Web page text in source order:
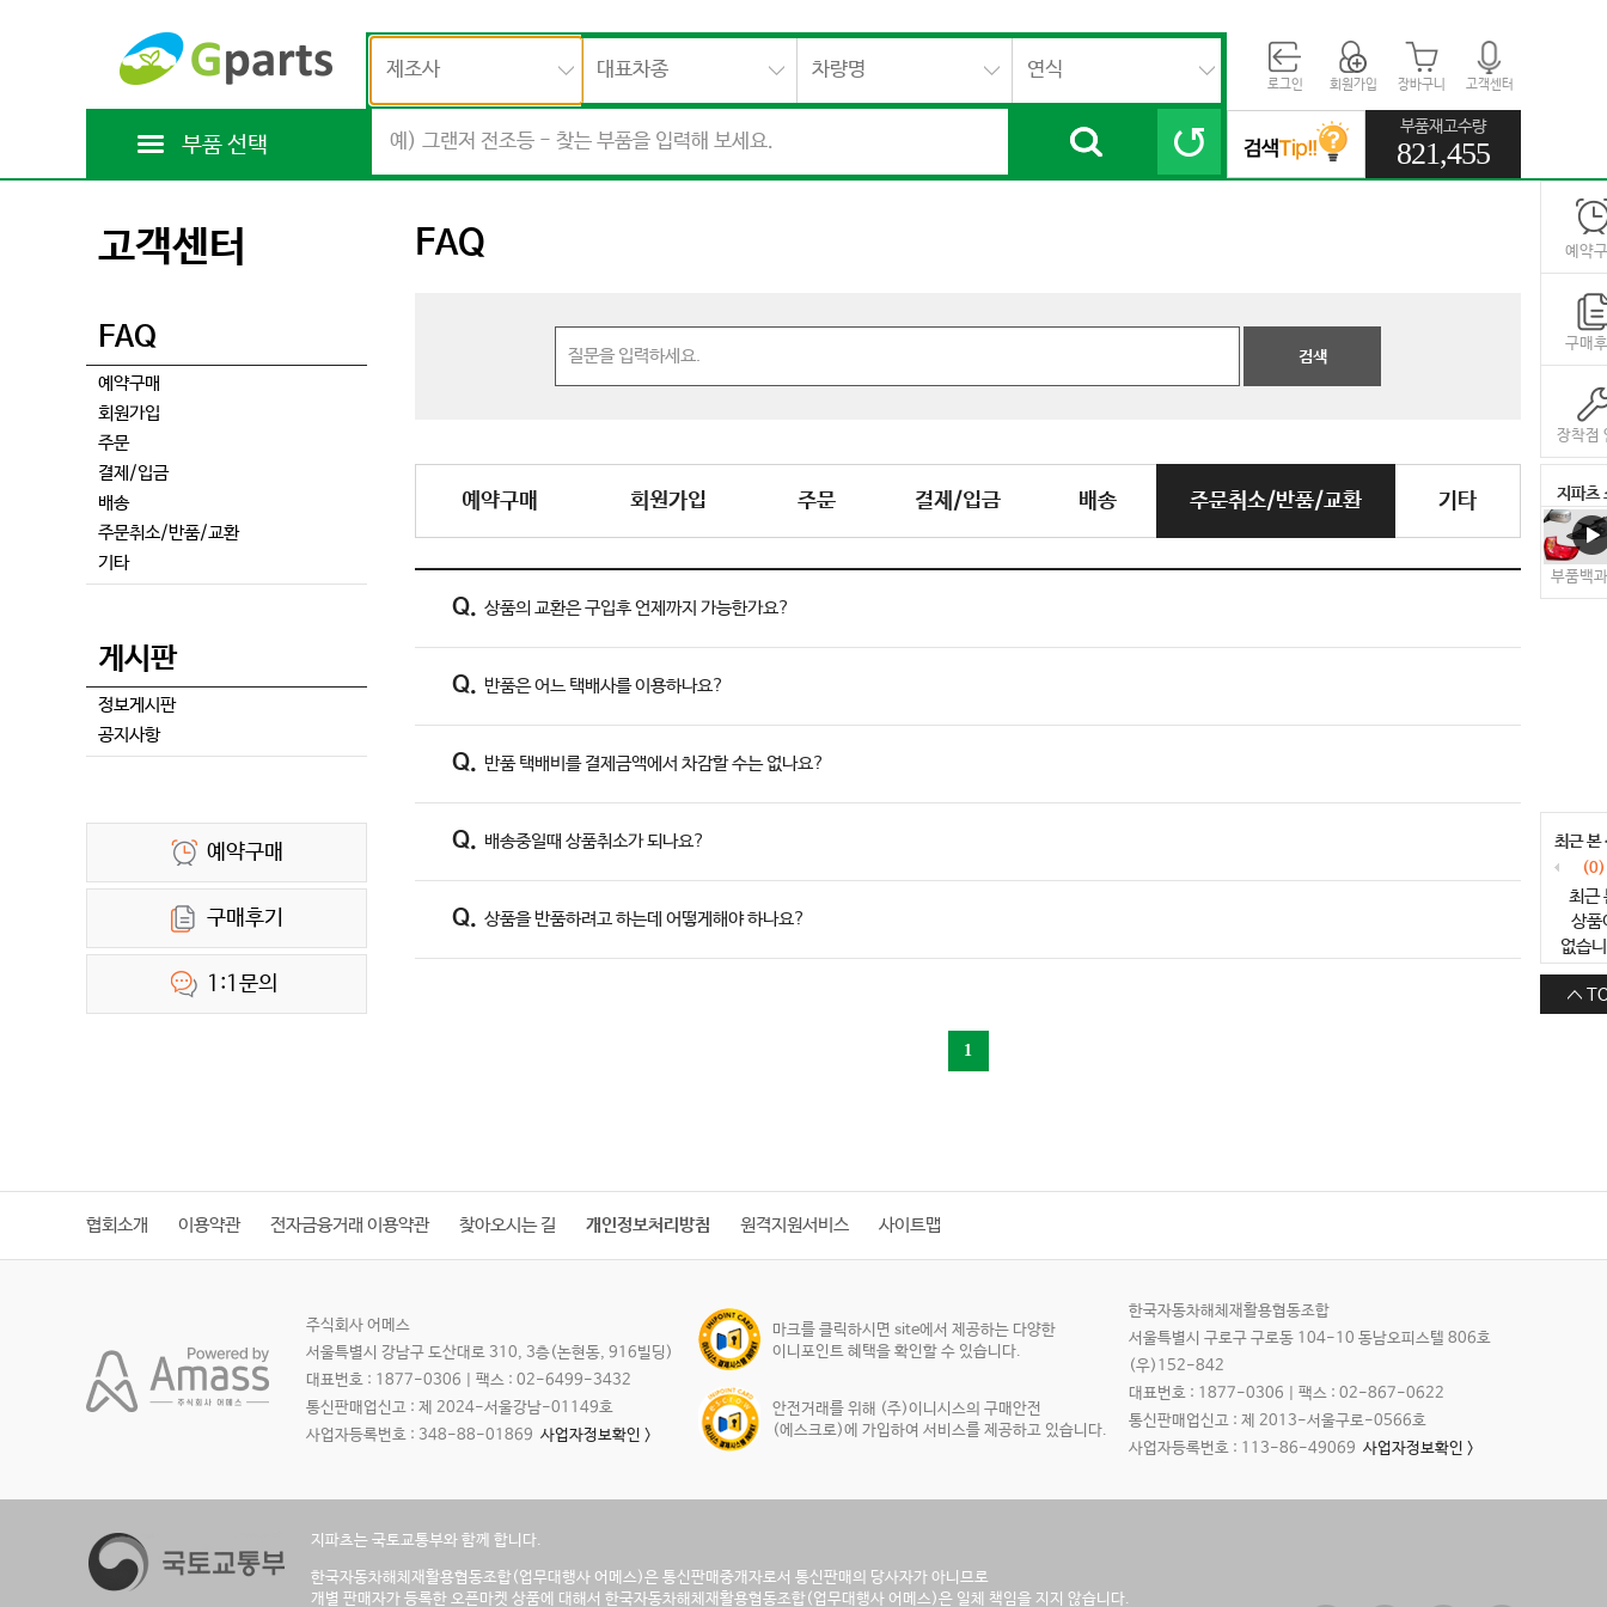
부품 선택
제조사 대표차종 차량명 연식
로그인 회원가입 장바구니 고객센터
부품재고수량
821,455
고객센터
FAQ
예약구매
회원가입
주문
결제/입금
배송
주문취소/반품/교환
기타
게시판
정보게시판
공지사항
예약구매
구매후기
1:1문의
FAQ
검색
예약구매 회원가입 주문 결제/입금 배송 주문취소/반품/교환 기타
상품의 교환은 구입후 언제까지 가능한가요?
반품은 어느 택배사를 이용하나요?
반품 택배비를 결제금액에서 차감할 수는 없나요?
배송중일때 상품취소가 되나요?
상품을 반품하려고 하는데 어떻게해야 하나요?
1
예약
구매
장착점
지파츠
부품백
최근 본
(0)
최근
상품
없습
협회소개 이용약관 전자금융거래 이용약관 찾아오시는 길 개인정보처리방침 원격지원서비스 사이트맵
주식회사 어메스
서울특별시 강남구 도산대로 310, 3층(논현동, 916빌딩)
대표번호 : 1877-0306 | 팩스 : 02-6499-3432
통신판매업신고 : 제 2024-서울강남-01149호
사업자등록번호 : 348-88-01869 사업자정보확인 >
마크를 클릭하시면 site에서 제공하는 다양한
이니포인트 혜택을 확인할 수 있습니다.
안전거래를 위해 (주)이니시스의 구매안전
(에스크로)에 가입하여 서비스를 제공하고 있습니다.
한국자동차해체재활용협동조합
서울특별시 구로구 구로동 104-10 동남오피스텔 806호
(우)152-842
대표번호 : 1877-0306 | 팩스 : 02-867-0622
통신판매업신고 : 제 2013-서울구로-0566호
사업자등록번호 : 113-86-49069 사업자정보확인 >
지파츠는 국토교통부와 함께 합니다.
한국자동차해체재활용협동조합(업무대행사 어메스)은 통신판매중개자로서 통신판매의 당사자가 아니므로
개별 판매자가 등록한 오픈마켓 상품에 대해서 한국자동차해체재활용협동조합(업무대행사 어메스)은 일체 책임을 지지 않습니다.